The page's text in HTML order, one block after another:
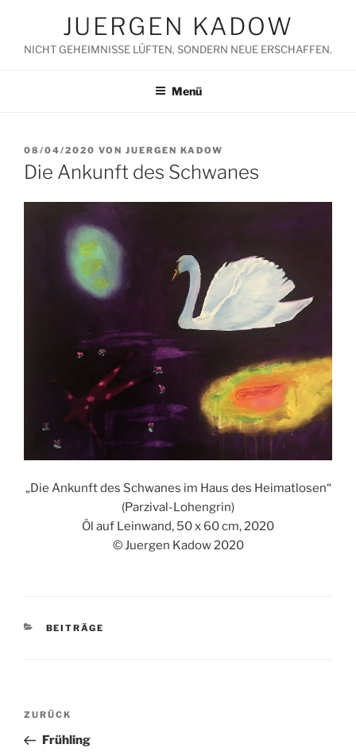
springen
JUERGEN KADOW
NICHT GEHEIMNISSE LÜFTEN, SONDERN NEUE ERSCHAFFEN.
Menü
VERÖFFENTLICHT
AM
08/04/2020 VON JUERGEN KADOW
Die Ankunft des Schwanes
„Die Ankunft des Schwanes im Haus des Heimatlosen“
(Parzival-Lohengrin)
Öl auf Leinwand, 50 x 60 cm, 2020
© Juergen Kadow 2020
KATEGORIEN
BEITRÄGE
Beitragsnavigation
Vorheriger
Beitrag
ZURÜCK
Frühling